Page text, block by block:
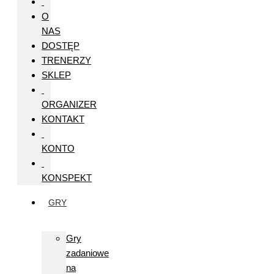
O
NAS
DOSTĘP
TRENERZY
SKLEP
ORGANIZER
KONTAKT
KONTO
KONSPEKT
GRY
Gry
zadaniowe
na